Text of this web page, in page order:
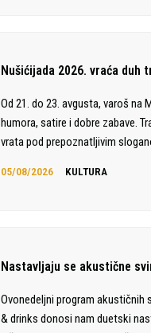
Nušićijada 2026. vraća duh
Od 21. do 23. avgusta, varoš
humora, satire i dobre zabave.
vrata pod prepoznatljivim
05/08/2026 KULTURA
Nastavljaju se akustične
Ovonedeljni program akustičnih
& drinks donosi nam duetski